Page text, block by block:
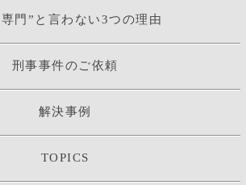
門”と言わない3つの理由
刑事事件のご依頼
解決事例
TOPICS